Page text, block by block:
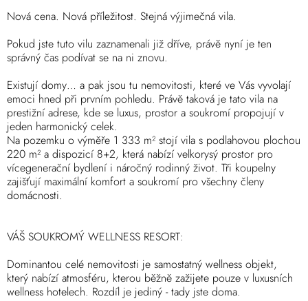
Nová cena. Nová příležitost. Stejná výjimečná vila.
Pokud jste tuto vilu zaznamenali již dříve, právě nyní je ten
správný čas podívat se na ni znovu.
Existují domy… a pak jsou tu nemovitosti, které ve Vás vyvolají
emoci hned při prvním pohledu. Právě taková je tato vila na
prestižní adrese, kde se luxus, prostor a soukromí propojují v
jeden harmonický celek.
Na pozemku o výměře 1 333 m² stojí vila s podlahovou plochou
220 m² a dispozicí 8+2, která nabízí velkorysý prostor pro
vícegenerační bydlení i náročný rodinný život. Tři koupelny
zajišťují maximální komfort a soukromí pro všechny členy
domácnosti.
VÁŠ SOUKROMÝ WELLNESS RESORT:
Dominantou celé nemovitosti je samostatný wellness objekt,
který nabízí atmosféru, kterou běžně zažijete pouze v luxusních
wellness hotelech. Rozdíl je jediný - tady jste doma.